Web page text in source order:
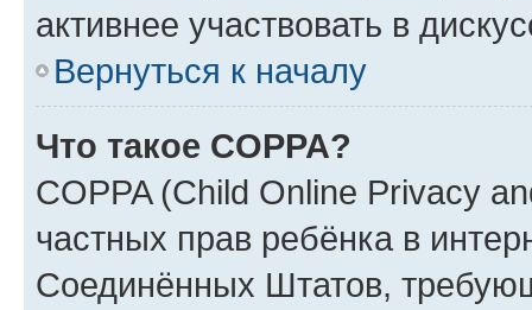
активнее участвовать в
Вернуться к началу
Что такое COPPA?
COPPA (Child Online Privacy
частных прав ребёнка в
Соединённых Штатов,